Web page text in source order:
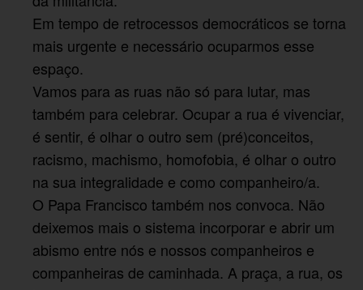
Em tempo de retrocessos democráticos se torna
mais urgente e necessário ocuparmos esse
espaço.
Vamos para as ruas não só para lutar, mas
também para celebrar. Ocupar a rua é vivenciar,
é sentir, é olhar o outro sem (pré)conceitos,
racismo, machismo, homofobia, é olhar o outro
na sua integralidade e como companheiro/a.
O Papa Francisco também nos convoca. Não
deixemos mais o sistema incorporar e abrir um
abismo entre nós e nossos companheiros e
companheiras de caminhada. A praça, a rua, os